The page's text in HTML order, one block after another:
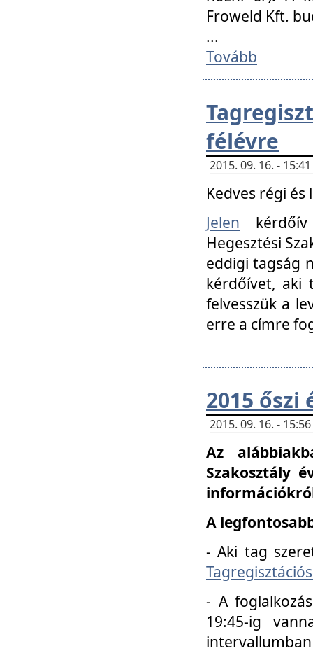
Froweld Kft.
...
Tovább
félévre
2015. 09. 16. -
Kedves régi
Jelen
Hegesztési
eddigi tagság
kérdőívet, aki
felvesszük a
erre a címre
2015 őszi
2015. 09. 16. -
Az
Szakosztály
A
- Aki tag
- A
19:45-ig